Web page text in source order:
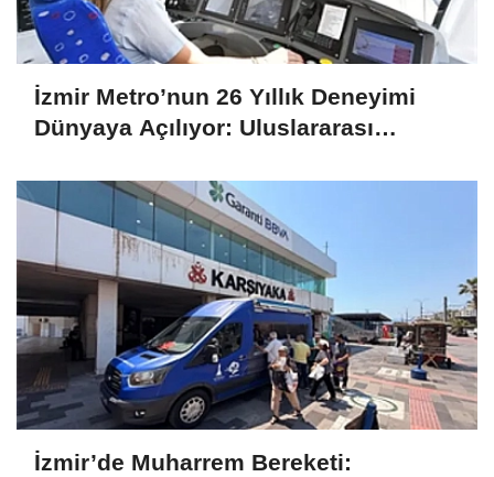
İzmir Metro’nun 26 Yıllık Deneyimi
Dünyaya Açılıyor: Uluslararası
İzmir’de Muharrem Bereketi: